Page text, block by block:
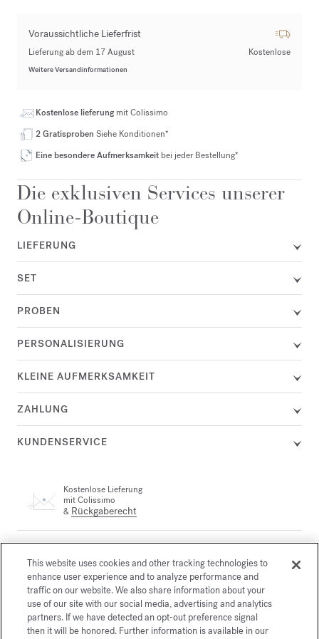
Voraussichtliche Lieferfrist
Lieferung ab dem 17 August Kostenlose
Weitere Versandinformationen
Kostenlose lieferungmit Colissimo
2 Gratisproben Siehe Konditionen*
Eine besondere Aufmerksamkeit bei jeder Bestellung*
Die exklusiven Services unserer
Online-Boutique
LIEFERUNG
SET
PROBEN
PERSONALISIERUNG
KLEINE AUFMERKSAMKEIT
ZAHLUNG
KUNDENSERVICE
Kostenlose Lieferung
mit Colissimo
& Rückgaberecht
(0)1 72 95 09 89 Montag von 9:00 bis 19:00 Uhr und Dienstag
bis Freitag von 10:00 bis 19:00 Uhr oder peremail
Gesicherte Zahlung
This website uses cookies and other tracking technologies to
enhance user experience and to analyze performance and
traffic on our website. We also share information about your
use of our site with our social media, advertising and analytics
partners. If we have detected an opt-out preference signal
then it will be honored. Further information is available in our